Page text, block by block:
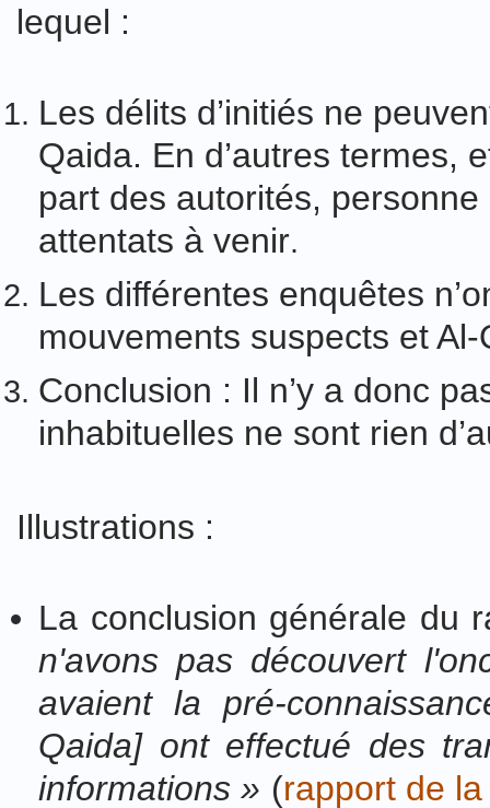
lequel :
Les délits d’initiés ne
Qaida. En d’autres termes,
part des autorités, personne
attentats à venir.
Les différentes enquêtes
mouvements suspects et Al-
Conclusion : Il n’y a donc
inhabituelles ne sont rien
Illustrations :
La conclusion générale du
n'avons pas découvert
avaient la pré-
Qaida] ont effectué des
informations » (rapport de